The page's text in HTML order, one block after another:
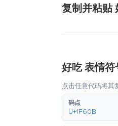
复制并粘贴
好吃 表情
点击任意代码将其
码点
U+1F60B